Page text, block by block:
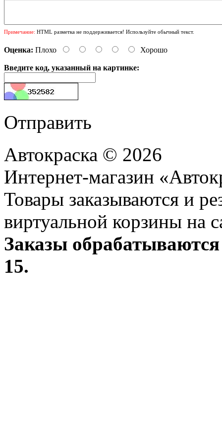
Примечание: HTML разметка не поддерживается! Используйте обычный текст.
Оценка: Плохо Хорошо
Введите код, указанный на картинке:
Отправить
Автокраска © 2026
Интернет-магазин
Товары заказываются и
виртуальной корзины на
Заказы
15.